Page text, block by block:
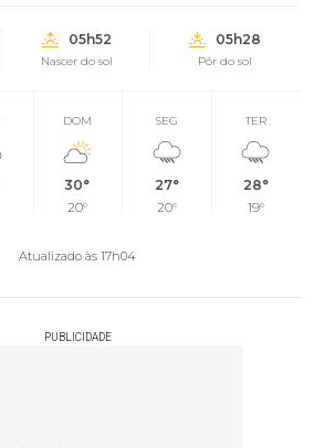
05h52
Nascer do sol
05h28
Pôr do sol
DOM
30°
20°
SEG
27°
20°
TER
28°
19°
Atualizado às 17h04
PUBLICIDADE